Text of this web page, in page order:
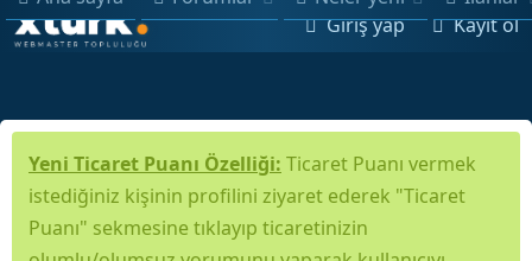
Giriş yap Kayıt ol
Yeni Ticaret Puanı Özelliği: Ticaret Puanı vermek
istediğiniz kişinin profilini ziyaret ederek "Ticaret
Puanı" sekmesine tıklayıp ticaretinizin